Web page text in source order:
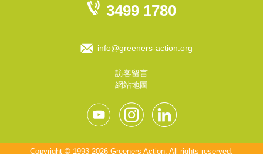
3499 1780
info@greeners-action.org
訪客留言
網站地圖
Copyright © 1993-2026 Greeners Action. All rights reserved.